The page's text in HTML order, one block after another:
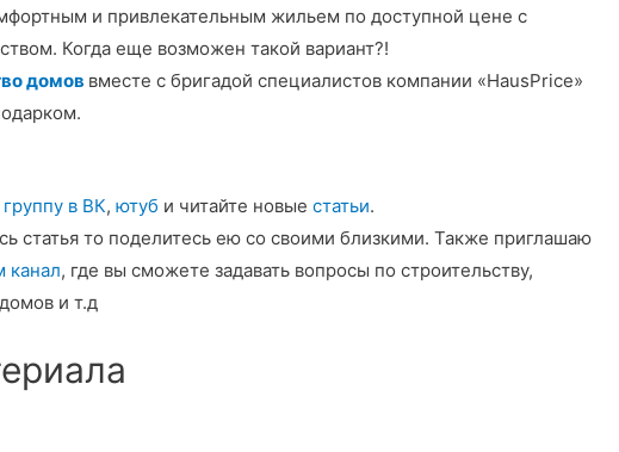
и привлекательным жильем по доступной цене с
Когда еще возможен такой вариант?!
во домов вместе с бригадой специалистов компании «HausPrice»
группу в ВК,ютуб и читайте новыестатьи.
статья то поделитесь ею со своими близкими. Также приглашаю
канал, где вы сможете задавать вопросы по строительству,
и т.д